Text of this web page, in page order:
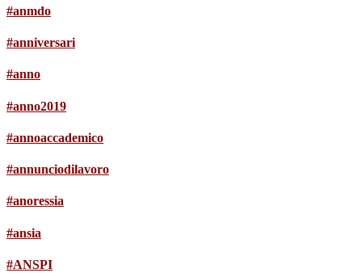
#anmdo
#anniversari
#anno
#anno2019
#annoaccademico
#annunciodilavoro
#anoressia
#ansia
#ANSPI